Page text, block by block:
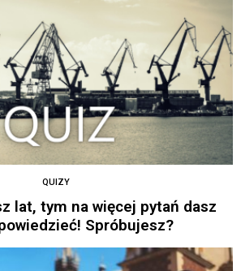
QUIZY
lat, tym na więcej pytań dasz
Spróbujesz?